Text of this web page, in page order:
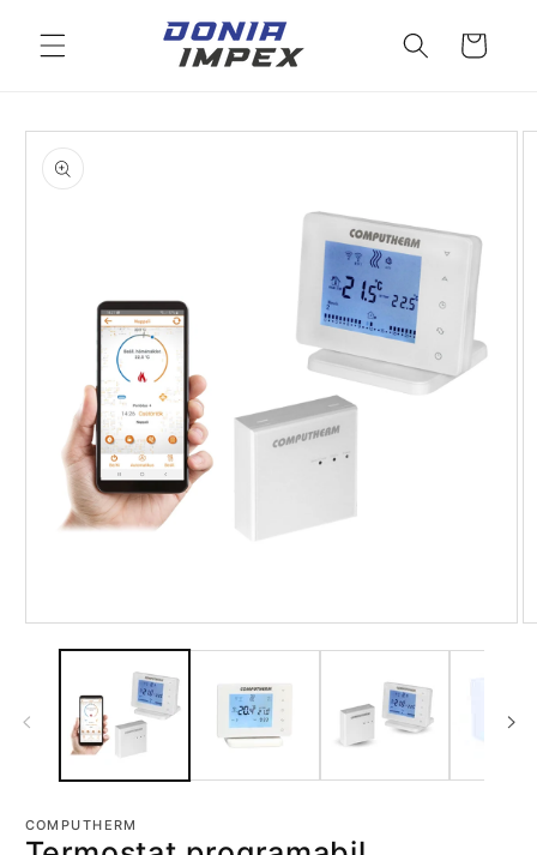
conținut
Cos
informațiile
despre
produs
conținutul
o
fereastră
modală
COMPUTHERM